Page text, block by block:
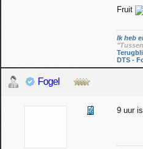
Fruit
Ik heb
DTS -
Fogel
9 uur